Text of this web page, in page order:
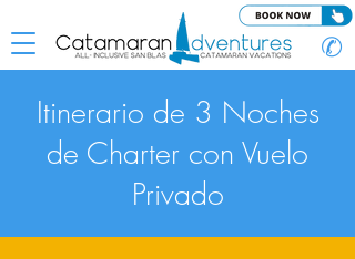
✆
Itinerario de 3 Noches
de Charter con Vuelo
Privado